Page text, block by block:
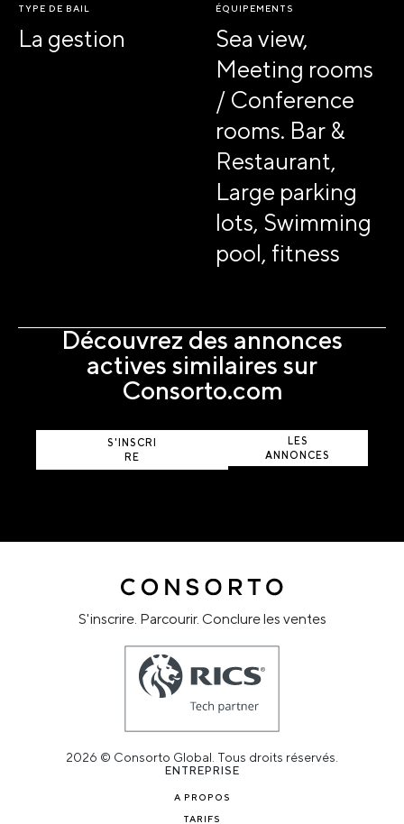
TYPE DE BAIL
La gestion
ÉQUIPEMENTS
Sea view,
Meeting rooms
/ Conference
rooms. Bar &
Restaurant,
Large parking
lots, Swimming
pool, fitness
Découvrez des annonces
actives similaires sur
Consorto.com
S'INSCRI
RE
LES
ANNONCES
ACTIVES
S'inscrire. Parcourir. Conclure les ventes
2026 © Consorto Global. Tous droits réservés.
ENTREPRISE
A PROPOS
TARIFS